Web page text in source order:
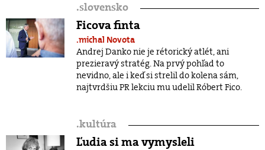
.slovensko
Ficova finta
.michal Novota
Andrej Danko nie je rétorický atlét, ani
prezieravý stratég. Na prvý pohľad to
nevidno, ale i keď si strelil do kolena sám,
najtvrdšiu PR lekciu mu udelil Róbert Fico.
.kultúra
Ľudia si ma vymysleli